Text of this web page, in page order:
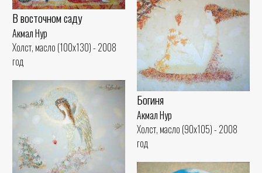
В восточном саду
Акмал Нур
Холст, масло (100x130) - 2008
год
Богиня
Акмал Нур
Холст, масло (90x105) - 2008
год